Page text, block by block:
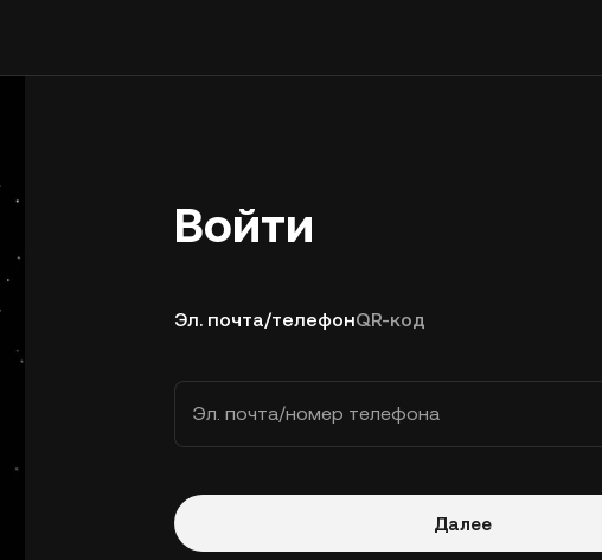
Войти
Эл. почта/телефонQR-код
Эл. почта/номер телефона
Далее